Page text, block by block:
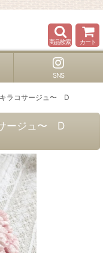
商品検索 カート
SNS
ラコサージュ〜 D
ージュ〜 D